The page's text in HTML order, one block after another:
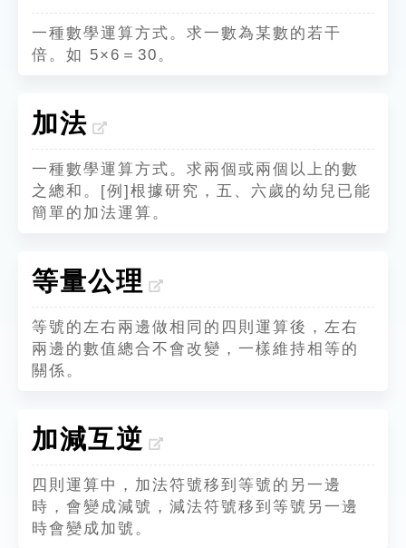
一種數學運算方式。求一數為某數的若干
倍。如 5×6＝30。
加法
一種數學運算方式。求兩個或兩個以上的數
之總和。[例]根據研究，五、六歲的幼兒已能
簡單的加法運算。
等量公理
等號的左右兩邊做相同的四則運算後，左右
兩邊的數值總合不會改變，一樣維持相等的
關係。
加減互逆
四則運算中，加法符號移到等號的另一邊
時，會變成減號，減法符號移到等號另一邊
時會變成加號。